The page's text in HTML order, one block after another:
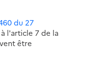
du 27
l'article 7 de la
être